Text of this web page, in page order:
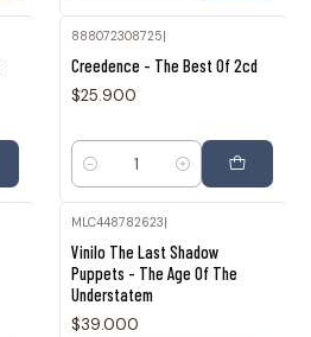
888072308725|
Creedence - The Best Of 2cd
$25.900
Cantidad
MLC448782623
Vinilo The Last Shadow
Puppets - The Age Of The
Understatem
$39.000